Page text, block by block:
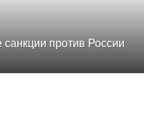
против России